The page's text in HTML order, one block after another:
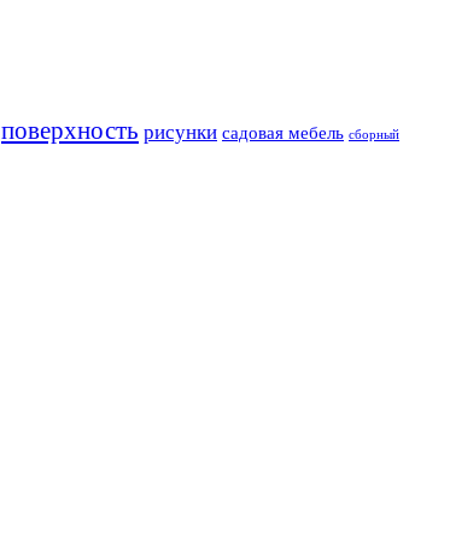
поверхность рисунки садовая мебель сборный